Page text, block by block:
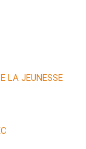
LA JEUNESSE